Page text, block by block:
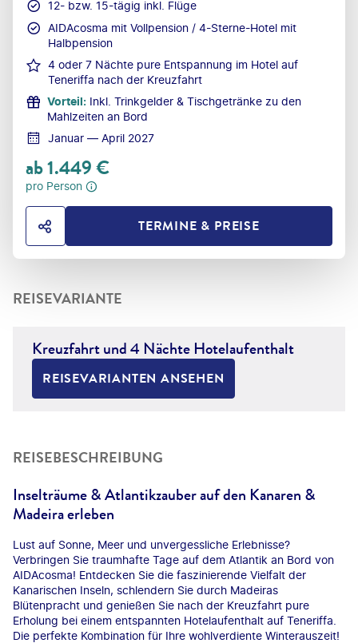
12- bzw. 15-tägig inkl. Flüge
AIDAcosma mit Vollpension / 4-Sterne-Hotel mit
Halbpension
4 oder 7 Nächte pure Entspannung im Hotel auf
Teneriffa nach der Kreuzfahrt
Vorteil: Inkl. Trinkgelder & Tischgetränke zu den
Mahlzeiten an Bord
Januar — April 2027
ab1.449€
pro Person
HOTEL TEILENTERMINE & PREISE
REISEVARIANTE
Kreuzfahrt und 4 Nächte Hotelaufenthalt
REISEVARIANTEN ANSEHEN
REISEBESCHREIBUNG
Inselträume & Atlantikzauber auf den Kanaren &
Madeira erleben
Lust auf Sonne, Meer und unvergessliche Erlebnisse?
Verbringen Sie traumhafte Tage auf dem Atlantik an Bord von
AIDAcosma! Entdecken Sie die faszinierende Vielfalt der
Kanarischen Inseln, schlendern Sie durch Madeiras
Blütenpracht und genießen Sie nach der Kreuzfahrt pure
Erholung bei einem entspannten Hotelaufenthalt auf Teneriffa.
Die perfekte Kombination für Ihre wohlverdiente Winterauszeit!